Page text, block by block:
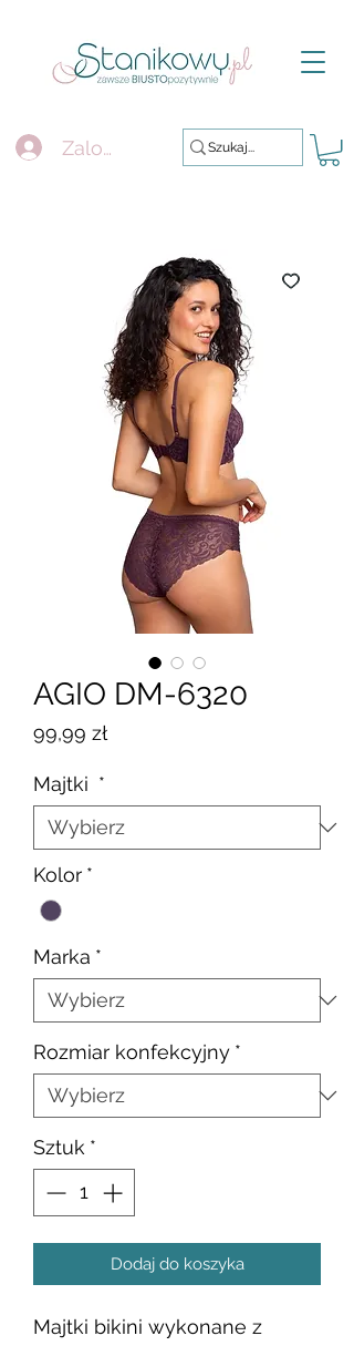
Zaloguj się
AGIO DM-6320
99,99 złCena
Majtki *
Kolor *
Marka *
Rozmiar konfekcyjny *
Sztuk *
Dodaj do koszyka
Majtki bikini wykonane z